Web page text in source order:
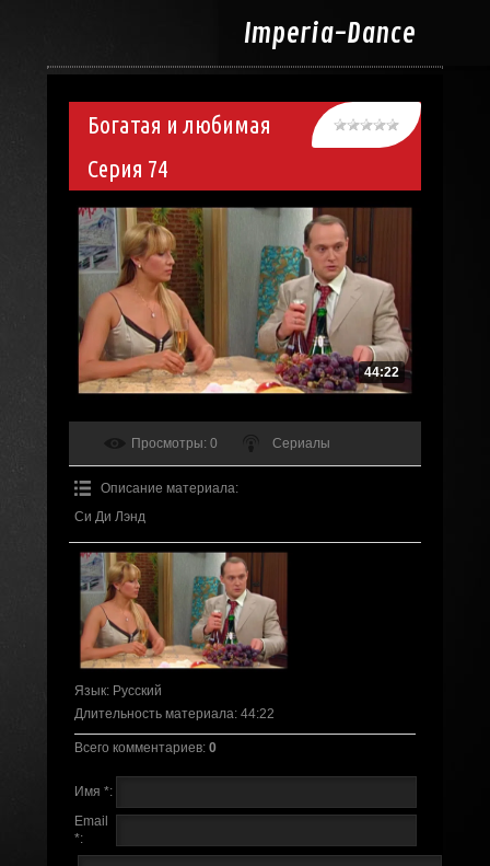
Imperia-Dance
Богатая и любимая
Серия 74
44:22
Просмотры: 0 Сериалы
Описание материала:
Си Ди Лэнд
Язык: Русский
Длительность материала: 44:22
Всего комментариев: 0
Имя *:
Email
*: